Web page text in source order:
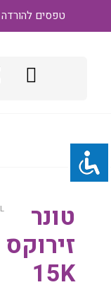
טפסים להורדה
טונר
15K